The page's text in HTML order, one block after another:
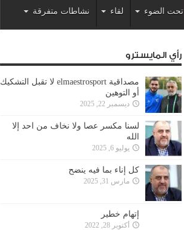
تحت الضوء لقاء نشاطات متفرقة
رأي المايسترو
مصداقية elmaestrosport لا تقبل التشكيك
أو التوهين
ديسمبر 22, 2025
لسنا مكسر عصا ولا نخاف من احد إلا
الله
يوليو 6, 2025
كل إناء بما فيه ينضح
مارس 31, 2025
إتهام خطير
أكتوبر 28, 2022